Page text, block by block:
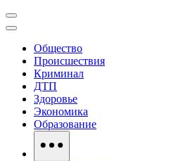
Общество
Происшествия
Криминал
ДТП
Здоровье
Экономика
Образование